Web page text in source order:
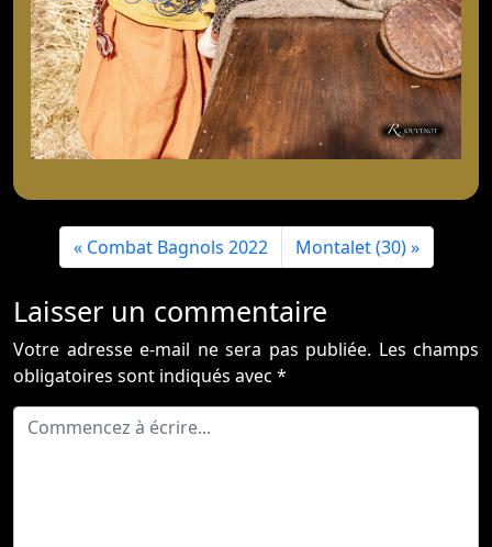
Combat Bagnols 2022 Montalet (30)
Laisser un commentaire
Votre adresse e-mail ne sera pas publiée. Les champs
obligatoires sont indiqués avec *